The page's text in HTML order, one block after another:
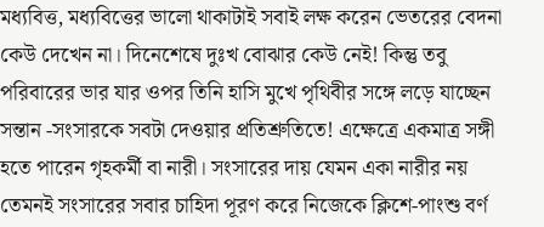
মধ্যবিত্ত, মধ্যবিত্তের ভালো থাকাটাই সবাই লক্ষ করেন ভেতরের বেদনা
কেউ দেখেন না। দিনেশেষে দুঃখ বোঝার কেউ নেই! কিন্তু তবু
পরিবারের ভার যার ওপর তিনি হাসি মুখে পৃথিবীর সঙ্গে লড়ে যাচ্ছেন
সন্তান -সংসারকে সবটা দেওয়ার প্রতিশ্রুতিতে! এক্ষেত্রে একমাত্র সঙ্গী
হতে পারেন গৃহকর্মী বা নারী। সংসারের দায় যেমন একা নারীর নয়
তেমনই সংসারের সবার চাহিদা পূরণ করে নিজেকে ক্লিশে-পাংশু বর্ণ